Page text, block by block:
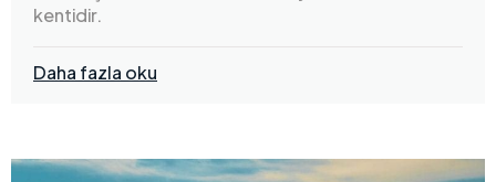
kentidir.
Daha fazla oku